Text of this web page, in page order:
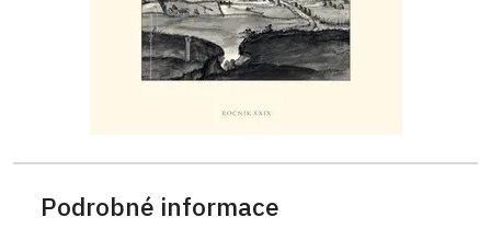
Podrobné informace